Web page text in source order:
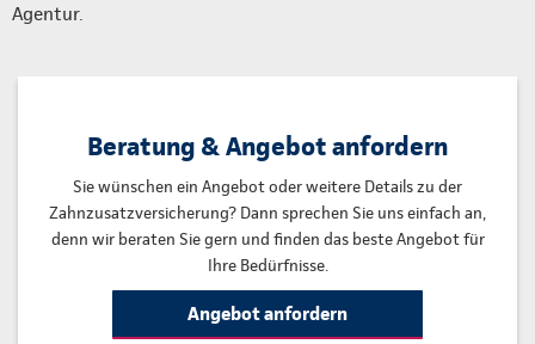
Agentur.
Beratung & Angebot anfordern
Sie wünschen ein Angebot oder weitere Details zu der
Zahnzusatzversicherung? Dann sprechen Sie uns einfach an,
denn wir beraten Sie gern und finden das beste Angebot für
Ihre Bedürfnisse.
Angebot anfordern